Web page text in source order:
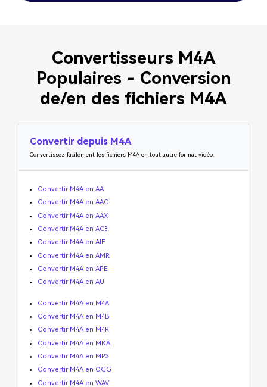
Convertisseurs M4A
Populaires - Conversion
de/en des fichiers M4A
Convertir depuis M4A
Convertissez facilement les fichiers M4A en tout autre format vidéo.
Convertir M4A en AA
Convertir M4A en AAC
Convertir M4A en AAX
Convertir M4A en AC3
Convertir M4A en AIF
Convertir M4A en AMR
Convertir M4A en APE
Convertir M4A en AU
Convertir M4A en M4A
Convertir M4A en M4B
Convertir M4A en M4R
Convertir M4A en MKA
Convertir M4A en MP3
Convertir M4A en OGG
Convertir M4A en WAV